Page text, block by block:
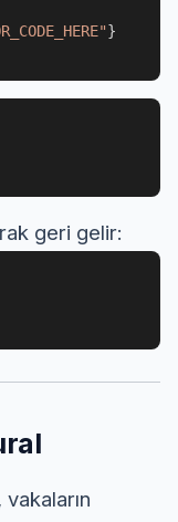
}
geri gelir: